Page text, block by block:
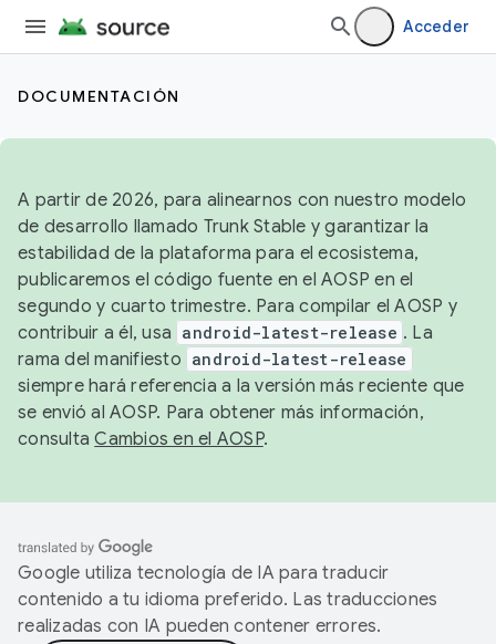
Acceder
DOCUMENTACIÓN
A partir de 2026, para alinearnos con nuestro modelo
de desarrollo llamado Trunk Stable y garantizar la
estabilidad de la plataforma para el ecosistema,
publicaremos el código fuente en el AOSP en el
segundo y cuarto trimestre. Para compilar el AOSP y
contribuir a él, usa android-latest-release . La
rama del manifiesto android-latest-release
siempre hará referencia a la versión más reciente que
se envió al AOSP. Para obtener más información,
consultaCambios en el AOSP.
Google utiliza tecnología de IA para traducir
contenido a tu idioma preferido. Las traducciones
realizadas con IA pueden contener errores.